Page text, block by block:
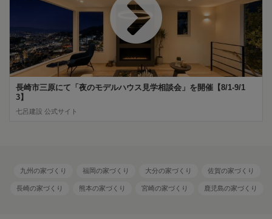
長崎市三原にて「夜のモデルハウス見学相談会」を開催【8/1-9/1
3】
七呂建設 公式サイト
九州の家づくり 福岡の家づくり 大分の家づくり 佐賀の家づくり
長崎の家づくり 熊本の家づくり 宮崎の家づくり 鹿児島の家づくり